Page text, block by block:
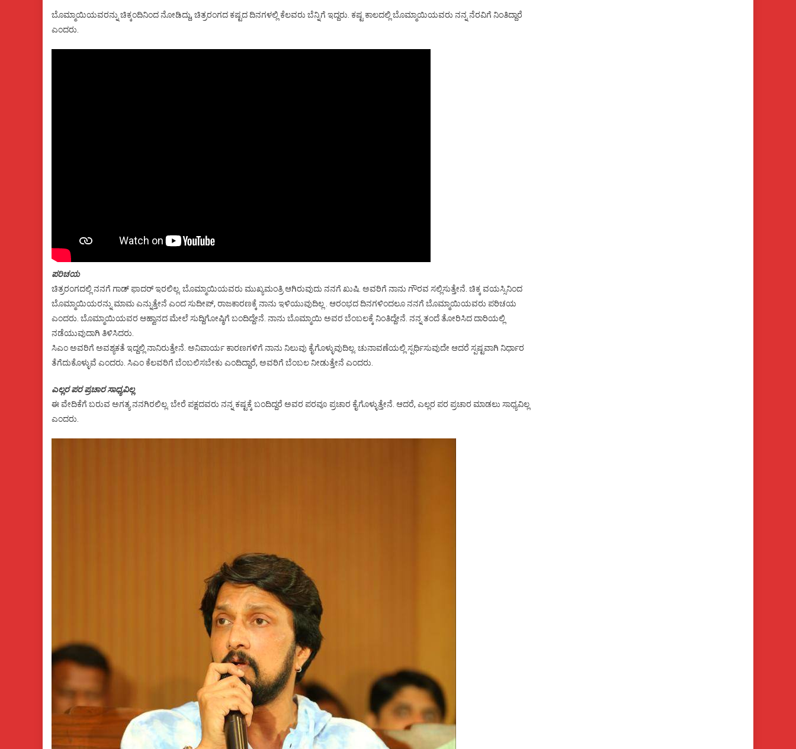
ಬೊಮ್ಮಾಯಿಯವರನ್ನು ಚಿಕ್ಕಂದಿನಿಂದ ನೋಡಿದ್ದು, ಚಿತ್ರರಂಗದ ಕಷ್ಟದ ದಿನಗಳಲ್ಲಿ ಕೆಲವರು ಬೆನ್ನಿಗೆ ಇದ್ದರು. ಕಷ್ಟ ಕಾಲದಲ್ಲಿ ಬೊಮ್ಮಾಯಿಯವರು ನನ್ನ ನೆರವಿಗೆ ನಿಂತಿದ್ದಾರೆ
ಎಂದರು.
ಪರಿಚಯ
ಚಿತ್ರರಂಗದಲ್ಲಿ ನನಗೆ ಗಾಡ್ ಫಾದರ್ ಇರಲಿಲ್ಲ. ಬೊಮ್ಮಾಯಿಯವರು ಮುಖ್ಯಮಂತ್ರಿ ಆಗಿರುವುದು ನನಗೆ ಖುಷಿ. ಅವರಿಗೆ ನಾನು ಗೌರವ ಸಲ್ಲಿಸುತ್ತೇನೆ. ಚಿಕ್ಕ ವಯಸ್ಸಿನಿಂದ
ಬೊಮ್ಮಾಯಿಯರನ್ನು ಮಾಮ ಎನ್ನುತ್ತೇನೆ ಎಂದ ಸುದೀಪ್, ರಾಜಕಾರಣಕ್ಕೆ ನಾನು ಇಳಿಯುವುದಿಲ್ಲ . ಆರಂಭದ ದಿನಗಳಿಂದಲೂ ನನಗೆ ಬೊಮ್ಮಾಯಿಯವರು ಪರಿಚಯ
ಎಂದರು. ಬೊಮ್ಮಾಯಿಯವರ ಆಹ್ವಾನದ ಮೇಲೆ ಸುದ್ದಿಗೋಷ್ಠಿಗೆ ಬಂದಿದ್ದೇನೆ. ನಾನು ಬೊಮ್ಮಾಯಿ ಅವರ ಬೆಂಬಲಕ್ಕೆ ನಿಂತಿದ್ದೇನೆ. ನನ್ನ ತಂದೆ ತೋರಿಸಿದ ದಾರಿಯಲ್ಲಿ
ನಡೆಯುವುದಾಗಿ ತಿಳಿಸಿದರು.
ಸಿಎಂ ಅವರಿಗೆ ಅವಶ್ಯಕತೆ ಇದ್ದಲ್ಲಿ ನಾನಿರುತ್ತೇನೆ. ಅನಿವಾರ್ಯ ಕಾರಣಗಳಿಗೆ ನಾನು ನಿಲುವು ಕೈಗೊಳ್ಳುವುದಿಲ್ಲ. ಚುನಾವಣೆಯಲ್ಲಿ ಸ್ಪರ್ಧಿಸುವುದೇ ಆದರೆ ಸ್ಪಷ್ಟವಾಗಿ ನಿರ್ಧಾರ
ತೆಗೆದುಕೊಳ್ಳುವೆ ಎಂದರು. ಸಿಎಂ ಕೆಲವರಿಗೆ ಬೆಂಬಲಿಸಬೇಕು ಎಂದಿದ್ದಾರೆ, ಅವರಿಗೆ ಬೆಂಬಲ ನೀಡುತ್ತೇನೆ ಎಂದರು.
ಎಲ್ಲರ ಪರ ಪ್ರಚಾರ ಸಾಧ್ಯವಿಲ್ಲ
ಈ ವೇದಿಕೆಗೆ ಬರುವ ಅಗತ್ಯ ನನಗಿರಲಿಲ್ಲ. ಬೇರೆ ಪಕ್ಷದವರು ನನ್ನ ಕಷ್ಟಕ್ಕೆ ಬಂದಿದ್ದರೆ ಅವರ ಪರವೂ ಪ್ರಚಾರ ಕೈಗೊಳ್ಳುತ್ತೇನೆ. ಆದರೆ, ಎಲ್ಲರ ಪರ ಪ್ರಚಾರ ಮಾಡಲು ಸಾಧ್ಯವಿಲ್ಲ
ಎಂದರು.